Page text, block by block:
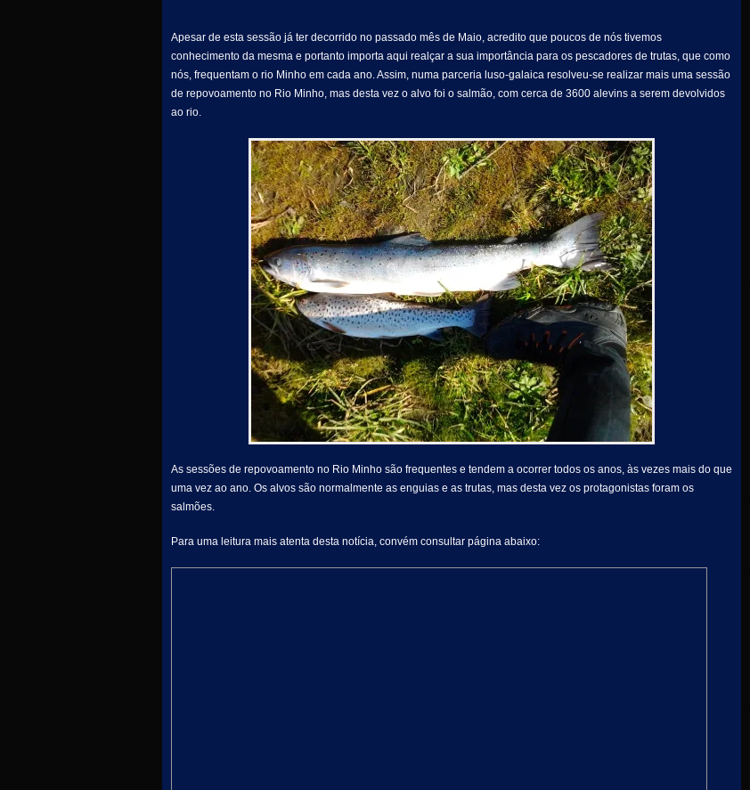
Apesar de esta sessão já ter decorrido no passado mês de Maio, acredito que poucos de nós tivemos
conhecimento da mesma e portanto importa aqui realçar a sua importância para os pescadores de trutas, que como
nós, frequentam o rio Minho em cada ano. Assim, numa parceria luso-galaica resolveu-se realizar mais uma sessão
de repovoamento no Rio Minho, mas desta vez o alvo foi o salmão, com cerca de 3600 alevins a serem devolvidos
ao rio.
As sessões de repovoamento no Rio Minho são frequentes e tendem a ocorrer todos os anos, às vezes mais do que
uma vez ao ano. Os alvos são normalmente as enguias e as trutas, mas desta vez os protagonistas foram os
salmões.
Para uma leitura mais atenta desta notícia, convém consultar página abaixo: